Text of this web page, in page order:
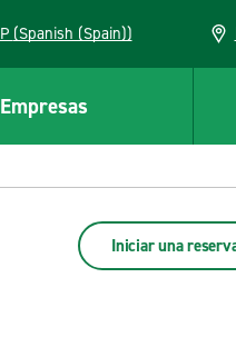
ESP (Spanish (Spain))
Empresas
Iniciar una